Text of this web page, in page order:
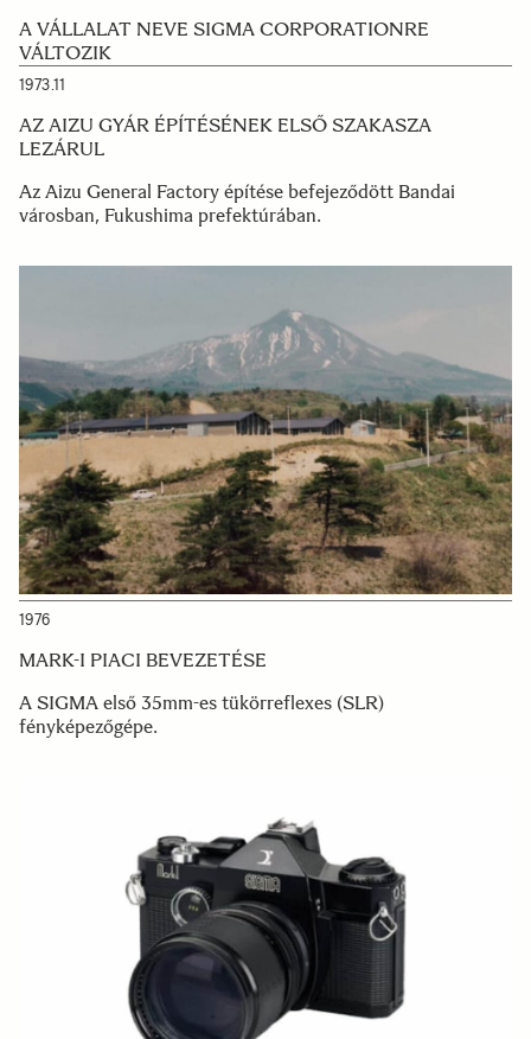
A VÁLLALAT NEVE SIGMA CORPORATIONRE
VÁLTOZIK
1973.11
AZ AIZU GYÁR ÉPÍTÉSÉNEK ELSŐ SZAKASZA
LEZÁRUL
Az Aizu General Factory építése befejeződött Bandai
városban, Fukushima prefektúrában.
1976
MARK-I PIACI BEVEZETÉSE
A SIGMA első 35mm-es tükörreflexes (SLR)
fényképezőgépe.